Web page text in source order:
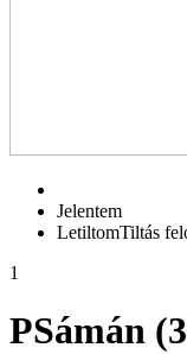
Jelentem
LetiltomTiltás
1
PSámán